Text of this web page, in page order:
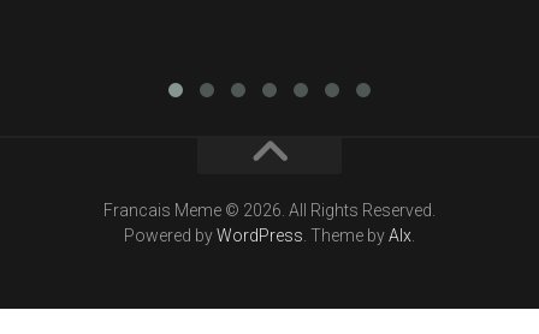
Francais Meme © 2026. All Rights Reserved.
Powered byWordPress . Theme byAlx